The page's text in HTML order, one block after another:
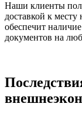
Наши клиенты
доставкой к
обеспечит
документов на